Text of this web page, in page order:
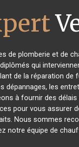
de plomberie et de
qui
de la réparation
dépannages, les
à fournir des
pour vous assurer
Nous sommes
notre équipe de